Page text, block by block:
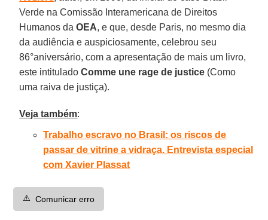
Verde na Comissão Interamericana de Direitos
Humanos daOEA, e que, desde Paris, no mesmo dia
da audiência e auspiciosamente, celebrou seu
86°aniversário, com a apresentação de mais um livro,
este intituladoComme une rage de justice (Como
uma raiva de justiça).
Veja também:
Trabalho escravo no Brasil: os riscos de
passar de vitrine a vidraça. Entrevista especial
com Xavier Plassat
⚠️ Comunicar erro